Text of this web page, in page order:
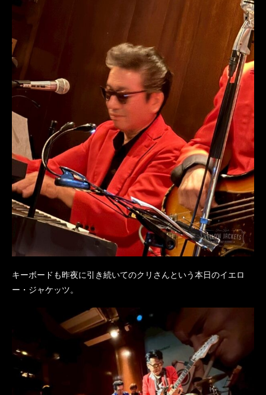
キーボードも昨夜に引き続いてのクリさんという本日のイエロ
ー・ジャケッツ。